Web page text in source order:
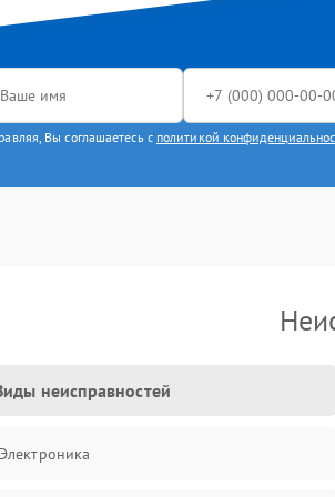
Вы соглашаетесь с политикой
неисправностей
Электроника